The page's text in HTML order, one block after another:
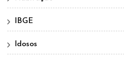
IBGE
Idosos